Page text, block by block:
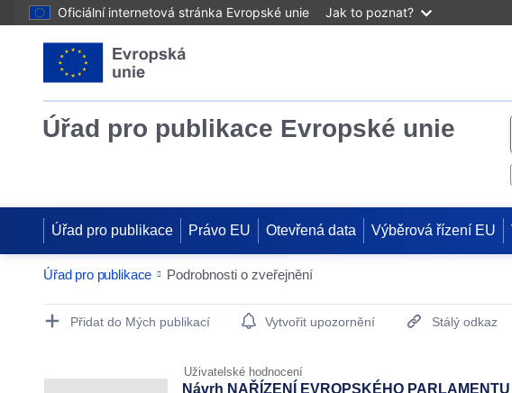
Oficiální internetová stránka Evropské unie Jak to poznat?
Úřad pro publikace Evropské unie
Úřad pro publikace Právo EU Otevřená data Výběrová řízení EU
Úřad pro publikace Podrobnosti o zveřejnění
Publication Detail Actions Portlet
Přidat do Mých publikací Vytvořit upozornění Stálý odkaz
Uživatelské hodnocení
Návrh NAŘÍZENÍ EVROPSKÉHO